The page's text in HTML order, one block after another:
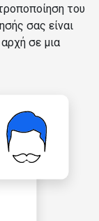
του
σας είναι
σε μια